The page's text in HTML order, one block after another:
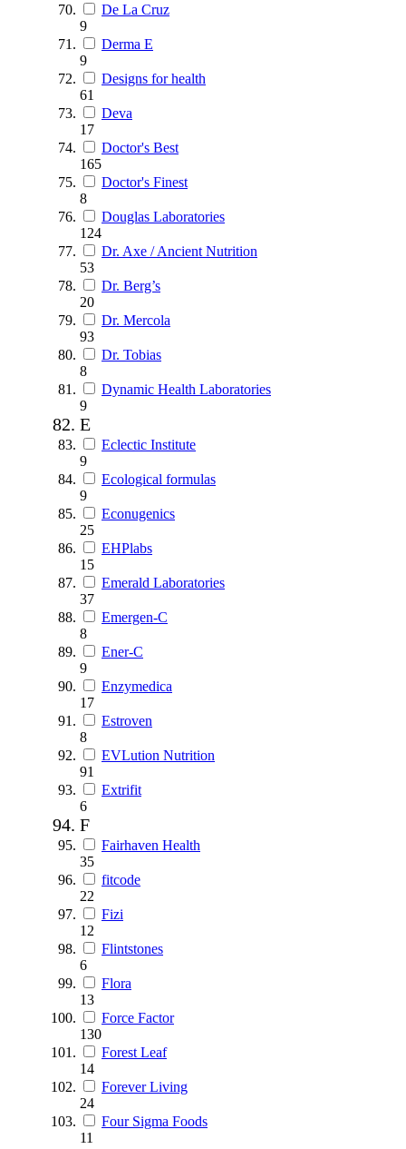
De La Cruz
9
Derma E
9
Designs for health
61
Deva
17
Doctor's Best
165
Doctor's Finest
8
Douglas Laboratories
124
Dr. Axe / Ancient Nutrition
53
Dr. Berg’s
20
Dr. Mercola
93
Dr. Tobias
8
Dynamic Health Laboratories
9
E
Eclectic Institute
9
Ecological formulas
9
Econugenics
25
EHPlabs
15
Emerald Laboratories
37
Emergen-C
8
Ener-C
9
Enzymedica
17
Estroven
8
EVLution Nutrition
91
Extrifit
6
F
Fairhaven Health
35
fitcode
22
Fizi
12
Flintstones
6
Flora
13
Force Factor
130
Forest Leaf
14
Forever Living
24
Four Sigma Foods
11